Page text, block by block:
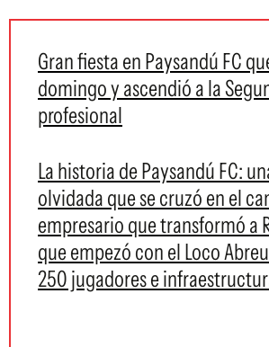
Gran fiesta en Paysandú FC
domingo y ascendió a la
profesional
La historia de Paysandú FC:
olvidada que se cruzó en el
empresario que transformó a
que empezó con el Loco
250 jugadores e